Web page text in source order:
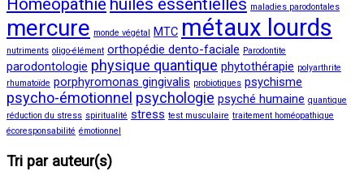
Homéopathie huiles essentielles maladies parodontales
mercure monde végétal MTC métaux lourds
nutriments oligo-élément orthopédie dento-faciale Parodontite
parodontologie physique quantique phytothérapie polyarthrite
rhumatoïde porphyromonas gingivalis probiotiques psychisme
psycho-émotionnel psychologie psyché humaine quantique
réduction du stress spiritualité stress test musculaire traitement homéopathique
écoresponsabilité émotionnel
Tri par auteur(s)